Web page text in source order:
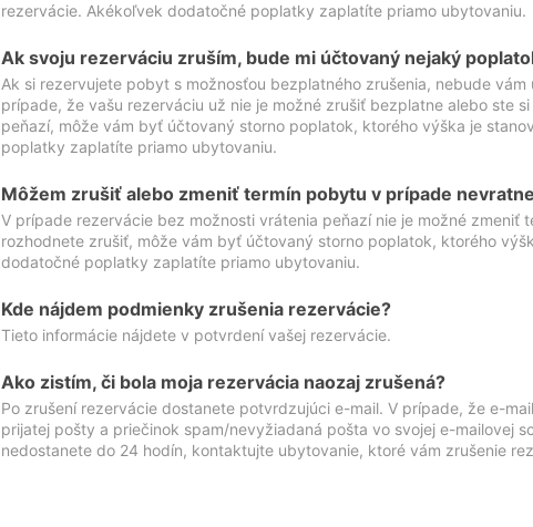
rezervácie. Akékoľvek dodatočné poplatky zaplatíte priamo ubytovaniu.
Ak svoju rezerváciu zruším, bude mi účtovaný nejaký
Ak si rezervujete pobyt s možnosťou bezplatného zrušenia, nebude
prípade, že vašu rezerváciu už nie je možné zrušiť bezplatne alebo ste
peňazí, môže vám byť účtovaný storno poplatok, ktorého výška je
poplatky zaplatíte priamo ubytovaniu.
Môžem zrušiť alebo zmeniť termín pobytu v prípade
V prípade rezervácie bez možnosti vrátenia peňazí nie je možné zmeniť
rozhodnete zrušiť, môže vám byť účtovaný storno poplatok, ktorého
dodatočné poplatky zaplatíte priamo ubytovaniu.
Kde nájdem podmienky zrušenia rezervácie?
Tieto informácie nájdete v potvrdení vašej rezervácie.
Ako zistím, či bola moja rezervácia naozaj zrušená?
Po zrušení rezervácie dostanete potvrdzujúci e-mail. V prípade, že e-
prijatej pošty a priečinok spam/nevyžiadaná pošta vo svojej e-mailovej
nedostanete do 24 hodín, kontaktujte ubytovanie, ktoré vám zrušenie